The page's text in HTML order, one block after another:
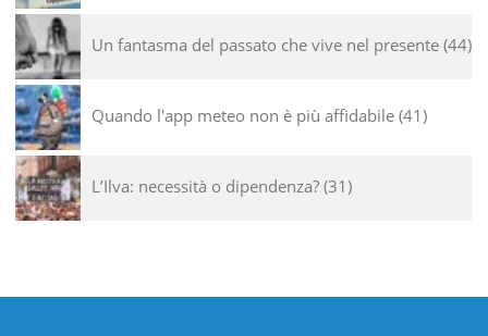
Un fantasma del passato che vive nel presente 44
Quando l'app meteo non è più affidabile 41
L’Ilva: necessità o dipendenza? 31